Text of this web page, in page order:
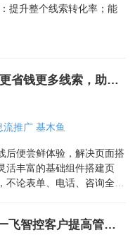
oCPC+基木鱼线上推广，更灵活更省钱更多线索，助力旺季冲刺
流推广 基木鱼
后便尝鲜体验，解决页面搭
活丰富的基础组件搭建页
不论表单、电话、咨询全覆
基木鱼有效过滤无效线索，帮助一飞智控客户提高管理效率